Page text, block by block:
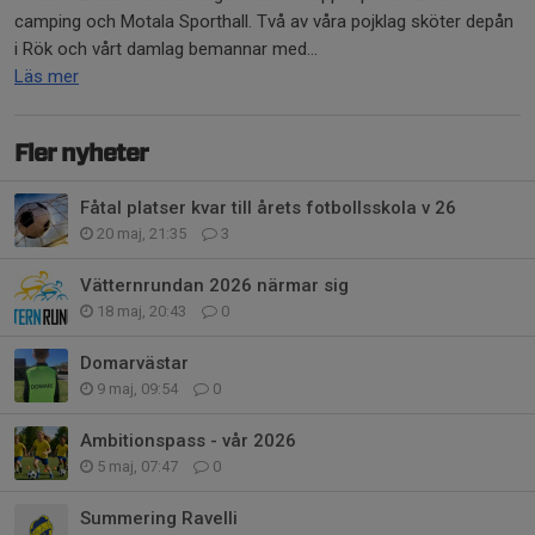
camping och Motala Sporthall. Två av våra pojklag sköter depån
i Rök och vårt damlag bemannar med...
Läs mer
Fler nyheter
Fåtal platser kvar till årets fotbollsskola v 26
20 maj, 21:35 3
Vätternrundan 2026 närmar sig
18 maj, 20:43 0
Domarvästar
9 maj, 09:54 0
Ambitionspass - vår 2026
5 maj, 07:47 0
Summering Ravelli